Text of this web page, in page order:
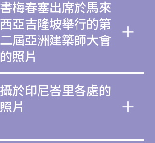
書梅春塞出席於馬來
西亞吉隆坡舉行的第
二屆亞洲建築師大會
的照片
攝於印尼峇里各處的
照片